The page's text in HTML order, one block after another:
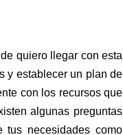
quiero llegar con esta
y establecer un plan de
con los recursos que
algunas preguntas
tus necesidades como